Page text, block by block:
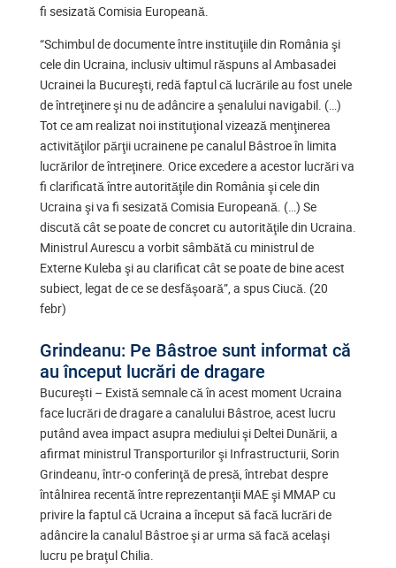
fi sesizată Comisia Europeană.
“Schimbul de documente între instituţiile din România şi
cele din Ucraina, inclusiv ultimul răspuns al Ambasadei
Ucrainei la Bucureşti, redă faptul că lucrările au fost unele
de întreţinere şi nu de adâncire a şenalului navigabil. (…)
Tot ce am realizat noi instituţional vizează menţinerea
activităţilor părţii ucrainene pe canalul Bâstroe în limita
lucrărilor de întreţinere. Orice excedere a acestor lucrări va
fi clarificată între autorităţile din România şi cele din
Ucraina şi va fi sesizată Comisia Europeană. (…) Se
discută cât se poate de concret cu autorităţile din Ucraina.
Ministrul Aurescu a vorbit sâmbătă cu ministrul de
Externe Kuleba şi au clarificat cât se poate de bine acest
subiect, legat de ce se desfăşoară”, a spus Ciucă. (20
febr)
Grindeanu: Pe Bâstroe sunt informat că
au început lucrări de dragare
Bucureşti – Există semnale că în acest moment Ucraina
face lucrări de dragare a canalului Bâstroe, acest lucru
putând avea impact asupra mediului şi Deltei Dunării, a
afirmat ministrul Transporturilor şi Infrastructurii, Sorin
Grindeanu, într-o conferinţă de presă, întrebat despre
întâlnirea recentă între reprezentanţii MAE şi MMAP cu
privire la faptul că Ucraina a început să facă lucrări de
adâncire la canalul Bâstroe şi ar urma să facă acelaşi
lucru pe braţul Chilia.